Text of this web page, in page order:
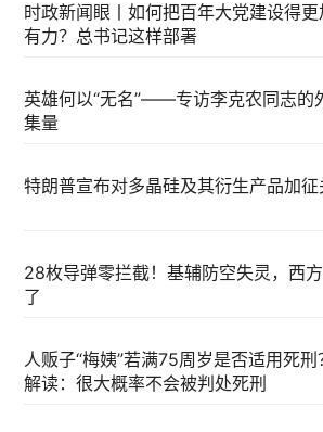
时政新闻眼丨如何把百年大党建设得更
有力？总书记这样部署
英雄何以“无名”——专访李克农同志的
集量
特朗普宣布对多晶硅及其衍生产品加征
28枚导弹零拦截！基辅防空失灵，西
了
人贩子“梅姨”若满75周岁是否适用死
解读：很大概率不会被判处死刑